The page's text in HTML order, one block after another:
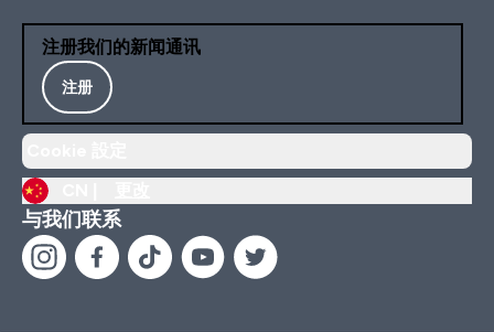
注册我们的新闻通讯
注册
与我们联系